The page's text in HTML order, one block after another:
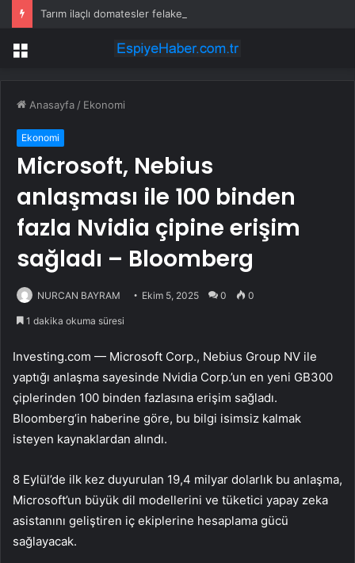
Menü
Anasayfa / Ekonomi
Ekonomi
Microsoft, Nebius
anlaşması ile 100 binden
fazla Nvidia çipine erişim
sağladı – Bloomberg
NURCAN BAYRAM Ekim 5, 2025 0 0
1 dakika okuma süresi
Investing.com — Microsoft Corp., Nebius Group NV ile
yaptığı anlaşma sayesinde Nvidia Corp.’un en yeni GB300
çiplerinden 100 binden fazlasına erişim sağladı.
Bloomberg’in haberine göre, bu bilgi isimsiz kalmak
isteyen kaynaklardan alındı.
8 Eylül’de ilk kez duyurulan 19,4 milyar dolarlık bu anlaşma,
Microsoft’un büyük dil modellerini ve tüketici yapay zeka
asistanını geliştiren iç ekiplerine hesaplama gücü
sağlayacak.